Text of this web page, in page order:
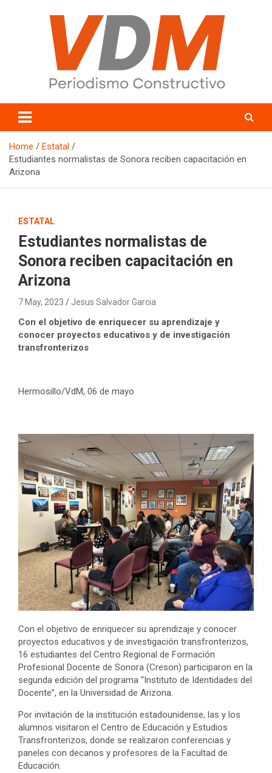
valledelmayo.com
Home
Estatal
Estudiantes normalistas de Sonora reciben capacitación en
Arizona
ESTATAL
Estudiantes normalistas de
Sonora reciben capacitación en
Arizona
7 May, 2023 Jesus Salvador Garcia
Con el objetivo de enriquecer su aprendizaje y
conocer proyectos educativos y de investigación
transfronterizos
Hermosillo/VdM, 06 de mayo
Con el objetivo de enriquecer su aprendizaje y conocer
proyectos educativos y de investigación transfronterizos,
16 estudiantes del Centro Regional de Formación
Profesional Docente de Sonora (Creson) participaron en la
segunda edición del programa “Instituto de Identidades del
Docente”, en la Universidad de Arizona.
Por invitación de la institución estadounidense, las y los
alumnos visitaron el Centro de Educación y Estudios
Transfronterizos, donde se realizaron conferencias y
paneles con decanos y profesores de la Facultad de
Educación.